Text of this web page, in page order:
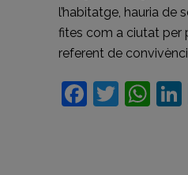
l’habitatge, hauria de
fites com a ciutat per
referent de